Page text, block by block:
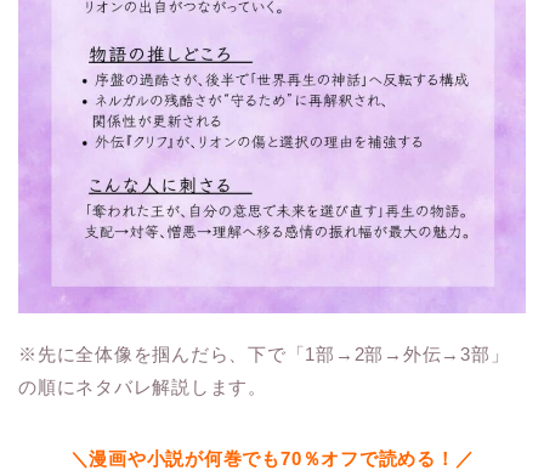
※先に全体像を掴んだら、下で「1部→2部→外伝→3部」
の順にネタバレ解説します。
＼漫画や小説が何巻でも70％オフで読める！／